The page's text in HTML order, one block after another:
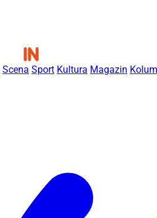
Scena Sport Kultura Magazin